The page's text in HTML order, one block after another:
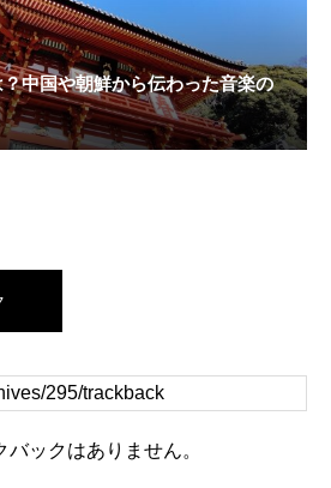
中国や朝鮮から伝わった音楽の
ックはありません。